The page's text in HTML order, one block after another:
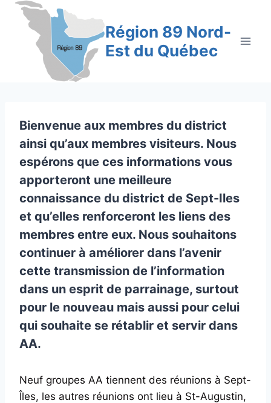
Aller
contenu
Région 89 Nord-
Est du Québec
Bienvenue aux membres du district
ainsi qu’aux membres visiteurs. Nous
espérons que ces informations vous
apporteront une meilleure
connaissance du district de Sept-Iles
et qu’elles renforceront les liens des
membres entre eux. Nous souhaitons
continuer à améliorer dans l’avenir
cette transmission de l’information
dans un esprit de parrainage, surtout
pour le nouveau mais aussi pour celui
qui souhaite se rétablir et servir dans
AA.
Neuf groupes AA tiennent des réunions à Sept-
Îles, les autres réunions ont lieu à St-Augustin,